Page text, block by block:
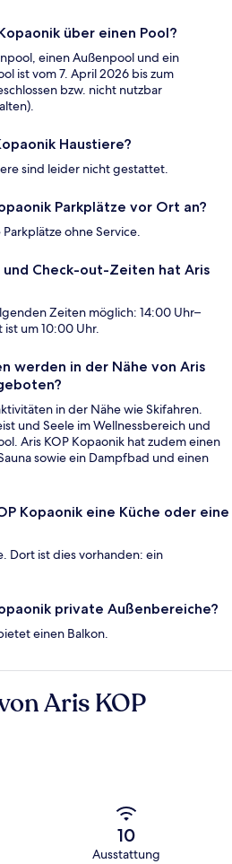
über einen Pool?
einen Außenpool und ein
ist vom 7. April 2026 bis zum
bzw. nicht nutzbar
Haustiere?
sind leider nicht gestattet.
Parkplätze vor Ort an?
ohne Service.
und Check-out-Zeiten hat Aris
Zeiten möglich: 14:00 Uhr–
um 10:00 Uhr.
werden in der Nähe von Aris
in der Nähe wie Skifahren.
und Seele im Wellnessbereich und
Aris KOP Kopaonik hat zudem einen
sowie ein Dampfbad und einen
Kopaonik eine Küche oder eine
Dort ist dies vorhanden: ein
private Außenbereiche?
einen Balkon.
Aris KOP
10
Ausstattung